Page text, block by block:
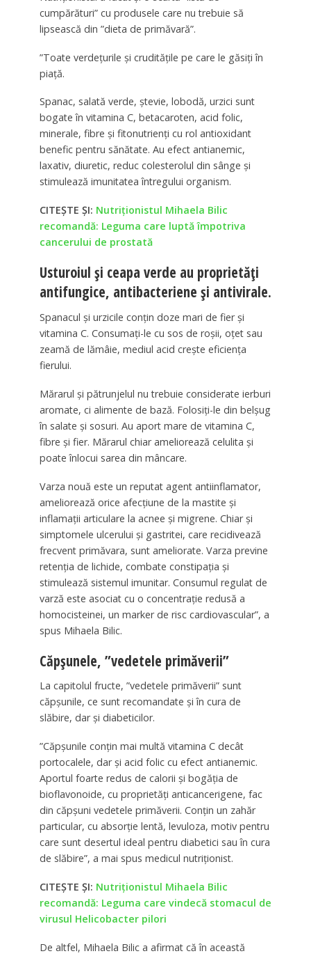
cumpărături” cu produsele care nu trebuie să
lipsească din ”dieta de primăvară”.
”Toate verdețurile și cruditățile pe care le găsiți în
piață.
Spanac, salată verde, ștevie, lobodă, urzici sunt
bogate în vitamina C, betacaroten, acid folic,
minerale, fibre și fitonutrienți cu rol antioxidant
benefic pentru sănătate. Au efect antianemic,
laxativ, diuretic, reduc colesterolul din sânge și
stimulează imunitatea întregului organism.
CITEȘTE ȘI: Nutriționistul Mihaela Bilic
recomandă: Leguma care luptă împotriva
cancerului de prostată
Usturoiul și ceapa verde au proprietăți
antifungice, antibacteriene și antivirale.
Spanacul și urzicile conțin doze mari de fier și
vitamina C. Consumați-le cu sos de roșii, oțet sau
zeamă de lămâie, mediul acid crește eficiența
fierului.
Mărarul și pătrunjelul nu trebuie considerate ierburi
aromate, ci alimente de bază. Folosiți-le din belșug
în salate și sosuri. Au aport mare de vitamina C,
fibre și fier. Mărarul chiar ameliorează celulita și
poate înlocui sarea din mâncare.
Varza nouă este un reputat agent antiinflamator,
ameliorează orice afecțiune de la mastite și
inflamații articulare la acnee și migrene. Chiar și
simptomele ulcerului și gastritei, care recidivează
frecvent primăvara, sunt ameliorate. Varza previne
retenția de lichide, combate constipația și
stimulează sistemul imunitar. Consumul regulat de
varză este asociat cu o concentrație redusă a
homocisteinei, un marker de risc cardiovascular”, a
spus Mihaela Bilic.
Căpșunele, ”vedetele primăverii”
La capitolul fructe, ”vedetele primăverii” sunt
căpșunile, ce sunt recomandate și în cura de
slăbire, dar și diabeticilor.
”Căpșunile conțin mai multă vitamina C decât
portocalele, dar și acid folic cu efect antianemic.
Aportul foarte redus de calorii și bogăția de
bioflavonoide, cu proprietăți anticancerigene, fac
din căpșuni vedetele primăverii. Conțin un zahăr
particular, cu absorție lentă, levuloza, motiv pentru
care sunt desertul ideal pentru diabetici sau în cura
de slăbire”, a mai spus medicul nutriționist.
CITEȘTE ȘI: Nutriționistul Mihaela Bilic
recomandă: Leguma care vindecă stomacul de
virusul Helicobacter pilori
De altfel, Mihaela Bilic a afirmat că în această